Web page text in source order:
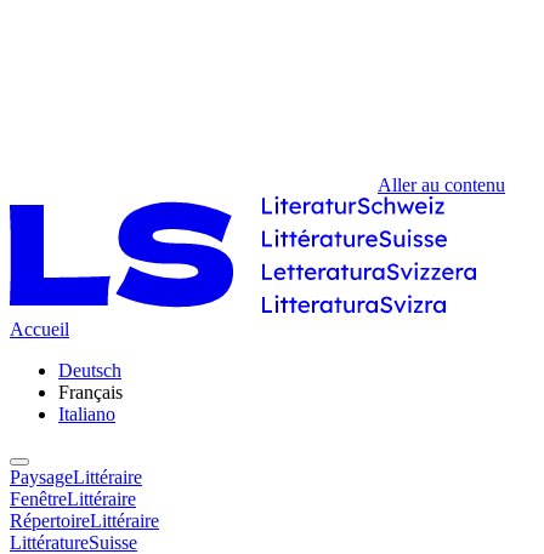
Aller au contenu
Accueil
Deutsch
Français
Italiano
PaysageLittéraire
FenêtreLittéraire
RépertoireLittéraire
LittératureSuisse